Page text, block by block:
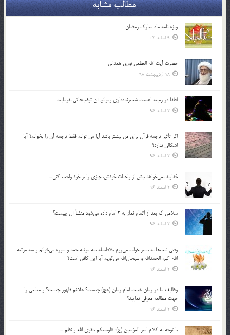
مطالب مشابه
ویژه نامه ماه مبارک رمضان
9 اسفند 03
حضرت آیت الله العظمی نوری همدانی
18 اردیبهشت 98
لطفا در زمينه اهميت شب‌زنده‌داري وموانع آن توضيحاتي بفرماييد.
2 اسفند 96
اگر تأثير ترجمه قرآن براي من بيشتر باشد آيا مي توانم فقط ترجمه آن را بخوانم؟ آيا
اشكالي ندارد؟
2 اسفند 96
خداوند نمي‌خواهد بيش از واجبات خودش، چيزي را بر خود واجب كني…
2 اسفند 96
سلامي كه بعد از اتمام نماز به 3 امام داده مي‌شود منشأ آن چيست؟
2 اسفند 96
وقتي شب‌ها به بستر خواب مي‌روم بلافاصله سه مرتبه حمد و سوره مي‌خوانم و سه مرتبه
الله اكبر، الحمدالله و سبحان‌الله مي‌گويم آيا اين كافي است؟
2 اسفند 96
وظايف ما در زمان غيبت امام زمان (عج) چيست؟ علائم ظهور چيست؟ و منابعي را
جهت مطالعه معرفي نماييد؟
2 اسفند 96
با توجه به كلام امير المؤمنين (ع): «اوصيكم بتقوي الله و نظم …